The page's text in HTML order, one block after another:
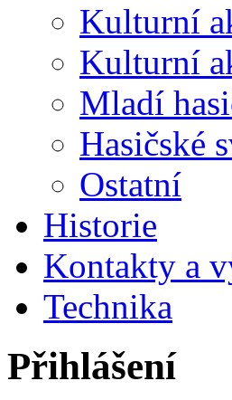
Kulturní
Kulturní
Mladí
Hasičské
Ostatní
Historie
Kontakty a
Technika
Přihlášení